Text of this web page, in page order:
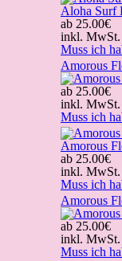
Aloha Surf
ab 25.00€
inkl. MwSt.
Muss ich
Amorous
ab 25.00€
inkl. MwSt.
Muss ich
Amorous
ab 25.00€
inkl. MwSt.
Muss ich
Amorous
ab 25.00€
inkl. MwSt.
Muss ich